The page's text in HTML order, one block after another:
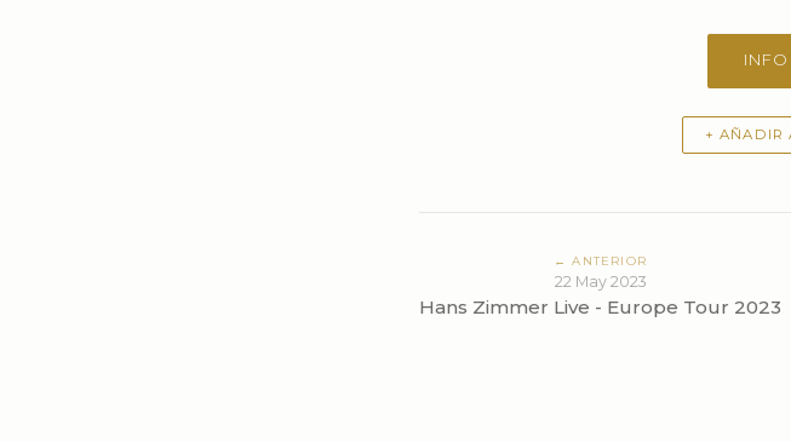
INFO
+ AÑADIR
← ANTERIOR
22 May 2023
Hans Zimmer Live - Europe Tour 2023